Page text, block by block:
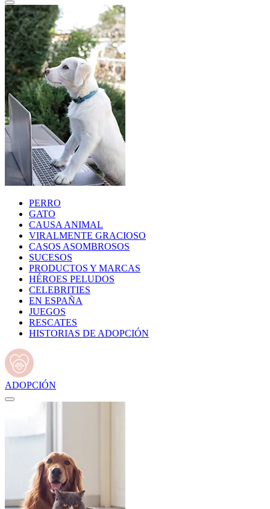
PERRO
GATO
CAUSA ANIMAL
VIRALMENTE GRACIOSO
CASOS ASOMBROSOS
SUCESOS
PRODUCTOS Y MARCAS
HÉROES PELUDOS
CELEBRITIES
EN ESPAÑA
JUEGOS
RESCATES
HISTORIAS DE ADOPCIÓN
ADOPCIÓN